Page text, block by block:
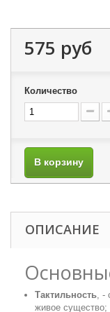
575 руб
Количество
В корзину
ОПИСАНИЕ
Тактильность, -
живое существо;